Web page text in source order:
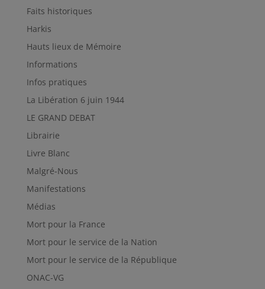
Faits historiques
Harkis
Hauts lieux de Mémoire
Informations
Infos pratiques
La Libération 6 juin 1944
LE GRAND DEBAT
Librairie
Livre Blanc
Malgré-Nous
Manifestations
Médias
Mort pour la France
Mort pour le service de la Nation
Mort pour le service de la République
ONAC-VG